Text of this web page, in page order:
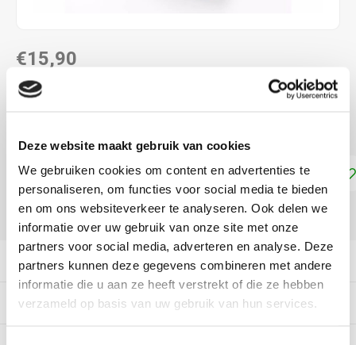
Deze website maakt gebruik van cookies
We gebruiken cookies om content en advertenties te
personaliseren, om functies voor social media te bieden
en om ons websiteverkeer te analyseren. Ook delen we
informatie over uw gebruik van onze site met onze
partners voor social media, adverteren en analyse. Deze
partners kunnen deze gegevens combineren met andere
informatie die u aan ze heeft verstrekt of die ze hebben
verzameld op basis van uw gebruik van hun services.
€15,90
DIRECT LEVERBAAR
Toevoegen aan winkelwagen
DELEN:
Productomschrijving
Gerelateerde producten